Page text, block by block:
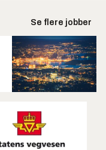
Se flere jobber